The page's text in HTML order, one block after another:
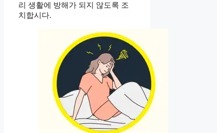
리 생활에 방해가 되지 않도록 조
치합시다.